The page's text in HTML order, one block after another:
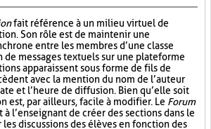
fait référence à un milieu virtuel de
Son rôle est de maintenir une
entre les membres d’une classe
de messages textuels sur une plateforme
apparaissent sous forme de fils de
avec la mention du nom de l’auteur
et l’heure de diffusion. Bien qu’elle soit
est, par ailleurs, facile à modifier. Le Forum
l’enseignant de créer des sections dans le
discussions des élèves en fonction des